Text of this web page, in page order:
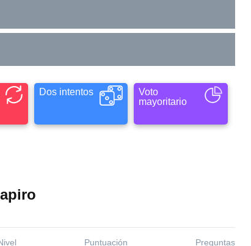
Dos intentos
Voto
mayoritario
Puntuación Preguntas